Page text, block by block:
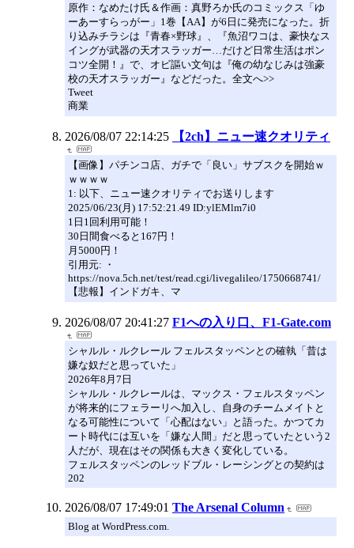
原作：なめたけ氏＆作画：真野ろか氏のコミックス「ゆ
ーあーすらっがー」1巻【AA】が6日に発売になった。折
り込みチラシは『青春×野球』、『魚沼ワコは、豪快なス
イングが武器の天才スラッガー…だけど日常生活はポン
コツ全開！』で、オビ謳い文句は『俺の幼なじみは強豪
校の天才スラッガー』などだった。全文へ>>
Tweet
商業
2026/08/07 22:14:25 【2ch】ニュー速クオリティ
【画像】パチンコ店、ガチで「良い」サブスクを開始ｗ
ｗｗｗｗ
1: 以下、ニュー速クオリティでお送りします
2025/06/23(月) 17:52:21.49 ID:ylEMlm7i0
1日1回利用可能！
30日間食べると167円！
月5000円！
引用元: ・
https://nova.5ch.net/test/read.cgi/livegalileo/1750668741/
【悲報】インドガキ、マ
2026/08/07 20:41:27 F1への入り口、F1-Gate.com
シャルル・ルクレール フェルスタッペンとの確執「昔は
嫌な奴だと思っていた」
2026年8月7日
シャルル・ルクレールは、マックス・フェルスタッペン
が将来的にフェラーリへ加入し、自身のチームメイトと
なる可能性について「心配はない」と語った。かつてカ
ート時代には互いを「嫌な人間」だと思っていたという2
人だが、現在はその関係も大きく変化している。
フェルスタッペンのレッドブル・レーシングとの契約は
202
2026/08/07 17:49:01 The Arsenal Column
Blog at WordPress.com.